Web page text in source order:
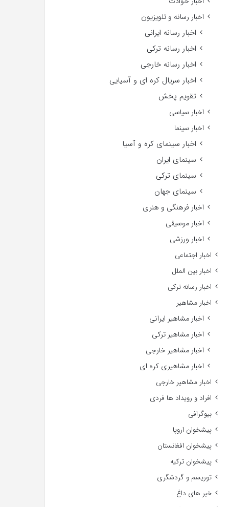
اخبار رسانه و تلویزیون
اخبار رسانه ایرانی
اخبار رسانه ترکی
اخبار رسانه خارجی
اخبار سریال کره ای و آسیایی
تقویم پخش
اخبار سیاسی
اخبار سینما
اخبار سینمای کره و آسیا
سینمای ایران
سینمای ترکی
سینمای جهان
اخبار فرهنگی و هنری
اخبار موسیقی
اخبار ورزشی
اخبار اجتماعی
اخبار بین الملل
اخبار رسانه ترکی
اخبار مشاهیر
اخبار مشاهیر ایرانی
اخبار مشاهیر ترکی
اخبار مشاهیر خارجی
اخبار مشاهیری کره ای
اخبار مشاهیر خارجی
افراد و رویداد ها فردی
بیوگرافی
پیشخوان اروپا
پیشخوان افغانستان
پیشخوان ترکیه
توریسم و گردشگری
خبر های داغ